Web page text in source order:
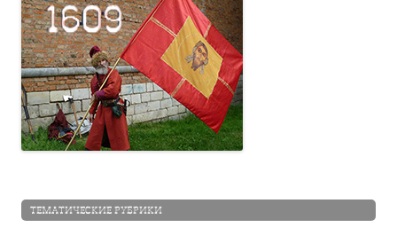
ТЕМАТИЧЕСКИЕ РУБРИКИ